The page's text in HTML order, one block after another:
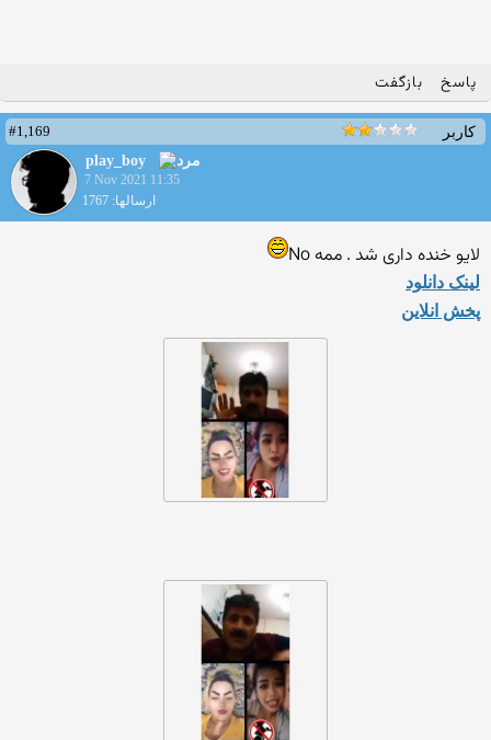
پاسخ بازگفت
کاربر
#1,169
play_boy
7 Nov 2021 11:35
ارسالها: 1767
لایو خنده داری شد . ممه No
لینک دانلود
پخش انلاین